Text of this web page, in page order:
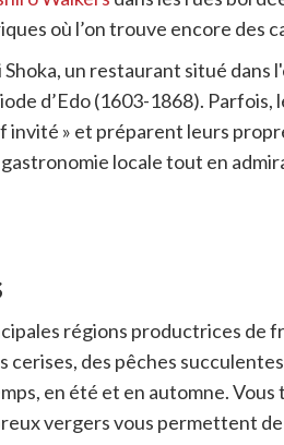
où l’on trouve encore des
un restaurant situé dans
d’Edo (1603-1868). Parfois,
» et préparent leurs
locale tout en
régions productrices de
des pêches
en été et en automne. Vous
vergers vous permettent